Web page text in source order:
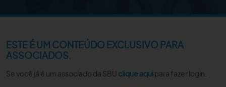
PUBLICAÇÕES
SBU NO CONSULTÓRIO
ESTE É UM CONTEÚDO EXCLUSIVO PARA
ASSOCIADOS.
Se você já é um associado da SBU clique aquipara fazer login.